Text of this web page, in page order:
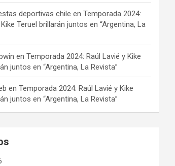
deportivas chile enTemporada 2024:
Teruel brillarán juntos en “Argentina, La
enTemporada 2024: Raúl Lavié y Kike
juntos en “Argentina, La Revista”
enTemporada 2024: Raúl Lavié y Kike
juntos en “Argentina, La Revista”